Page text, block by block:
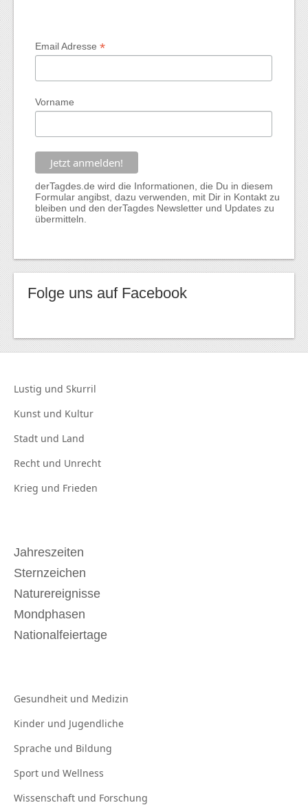
Email Adresse*
Vorname
derTagdes.de wird die Informationen, die Du in diesem
Formular angibst, dazu verwenden, mit Dir in Kontakt zu
bleiben und den derTagdes Newsletter und Updates zu
übermitteln.
Folge uns auf Facebook
Lustig und Skurril
Kunst und Kultur
Stadt und Land
Recht und Unrecht
Krieg und Frieden
Jahreszeiten
Sternzeichen
Naturereignisse
Mondphasen
Nationalfeiertage
Gesundheit und Medizin
Kinder und Jugendliche
Sprache und Bildung
Sport und Wellness
Wissenschaft und Forschung